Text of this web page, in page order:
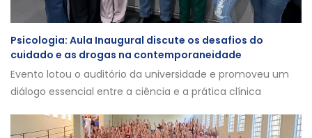
Psicologia: Aula Inaugural discute os desafios do
cuidado e as drogas na contemporaneidade
Evento lotou o auditório da universidade e promoveu um
diálogo essencial entre a ciência e a prática clínica